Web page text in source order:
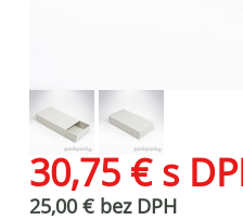
30,75 € s
25,00 € bez DPH